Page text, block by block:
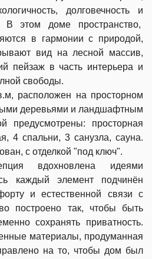
долговечность и
В этом доме пространство,
в гармонии с природой,
вид на лесной массив,
пейзаж в часть интерьера и
свободы.
расположен на просторном
деревьями и ландшафтным
предусмотрены: просторная
4 спальни, 3 санузла, сауна.
с отделкой "под ключ".
вдохновлена идеями
каждый элемент подчинён
и естественной связи с
построено так, чтобы быть
сохранять приватность.
материалы, продуманная
на то, чтобы дом был